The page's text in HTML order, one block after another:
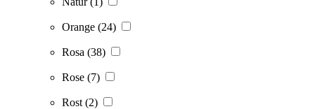
Orange (24)
Rosa (38)
Rose (7)
Rost (2)